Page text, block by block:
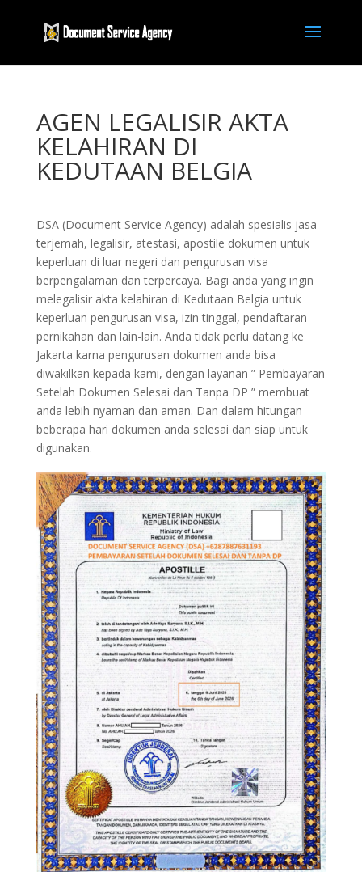
AGEN LEGALISIR AKTA
KELAHIRAN DI
KEDUTAAN BELGIA
DSA (Document Service Agency) adalah spesialis jasa
terjemah, legalisir, atestasi, apostile dokumen untuk
keperluan di luar negeri dan pengurusan visa
berpengalaman dan terpercaya. Bagi anda yang ingin
melegalisir akta kelahiran di Kedutaan Belgia untuk
keperluan pengurusan visa, izin tinggal, pendaftaran
pernikahan dan lain-lain. Anda tidak perlu datang ke
Jakarta karna pengurusan dokumen anda bisa
diwakilkan kepada kami, dengan layanan ” Pembayaran
Setelah Dokumen Selesai dan Tanpa DP ” membuat
anda lebih nyaman dan aman. Dan dalam hitungan
beberapa hari dokumen anda selesai dan siap untuk
digunakan.